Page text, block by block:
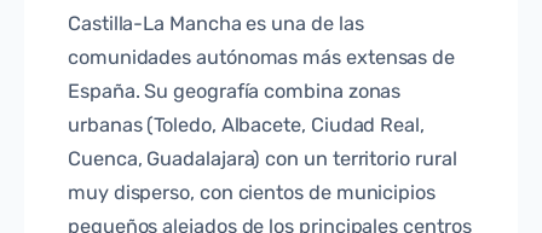
Castilla-La Mancha es una de las
comunidades autónomas más extensas de
España. Su geografía combina zonas
urbanas (Toledo, Albacete, Ciudad Real,
Cuenca, Guadalajara) con un territorio rural
muy disperso, con cientos de municipios
pequeños alejados de los principales centros